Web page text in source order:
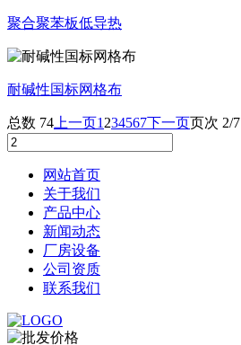
聚合聚苯板低导热
耐碱性国标网格布
总数 74 上一页1 234567下一页页次 2/7
网站首页
关于我们
产品中心
新闻动态
厂房设备
公司资质
联系我们